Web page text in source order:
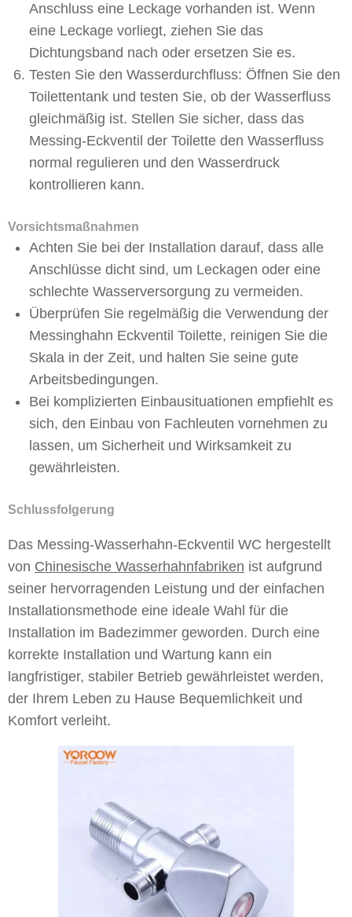
Anschluss eine Leckage vorhanden ist. Wenn
eine Leckage vorliegt, ziehen Sie das
Dichtungsband nach oder ersetzen Sie es.
Testen Sie den Wasserdurchfluss: Öffnen Sie den
Toilettentank und testen Sie, ob der Wasserfluss
gleichmäßig ist. Stellen Sie sicher, dass das
Messing-Eckventil der Toilette den Wasserfluss
normal regulieren und den Wasserdruck
kontrollieren kann.
Vorsichtsmaßnahmen
Achten Sie bei der Installation darauf, dass alle
Anschlüsse dicht sind, um Leckagen oder eine
schlechte Wasserversorgung zu vermeiden.
Überprüfen Sie regelmäßig die Verwendung der
Messinghahn Eckventil Toilette, reinigen Sie die
Skala in der Zeit, und halten Sie seine gute
Arbeitsbedingungen.
Bei komplizierten Einbausituationen empfiehlt es
sich, den Einbau von Fachleuten vornehmen zu
lassen, um Sicherheit und Wirksamkeit zu
gewährleisten.
Schlussfolgerung
Das Messing-Wasserhahn-Eckventil WC hergestellt
von Chinesische Wasserhahnfabriken ist aufgrund
seiner hervorragenden Leistung und der einfachen
Installationsmethode eine ideale Wahl für die
Installation im Badezimmer geworden. Durch eine
korrekte Installation und Wartung kann ein
langfristiger, stabiler Betrieb gewährleistet werden,
der Ihrem Leben zu Hause Bequemlichkeit und
Komfort verleiht.